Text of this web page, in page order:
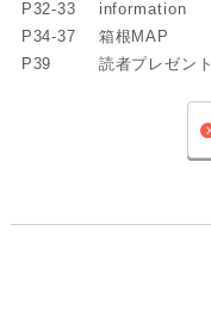
P32-33
information
P34-37
箱根MAP
P39
読者プレゼント